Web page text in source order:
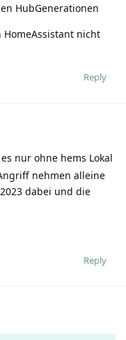
HubGenerationen
nicht
Reply
nur ohne hems Lokal
nehmen alleine
dabei und die
Reply